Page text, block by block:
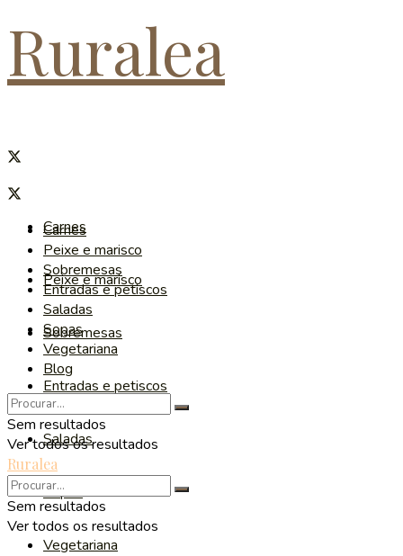
Ruralea
Carnes
Peixe e marisco
Sobremesas
Entradas e petiscos
Saladas
Sopas
Vegetariana
Carnes
Peixe e marisco
Sobremesas
Entradas e petiscos
Saladas
Sopas
Vegetariana
Blog
Sem resultados
Ver todos os resultados
Ruralea
Sem resultados
Ver todos os resultados